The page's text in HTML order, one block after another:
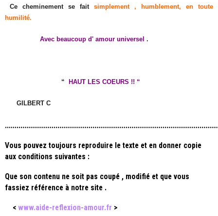
Ce cheminement se fait simplement , humblement, en toute
humilité.
Avec beaucoup d' amour universel .
“ HAUT LES COEURS !! “
GILBERT C
Vous pouvez toujours reproduire le texte et en donner copie
aux conditions suivantes :
Que son contenu ne soit pas coupé , modifié et que vous
fassiez référence à notre site .
< www.aide-reflexion-amour.fr >